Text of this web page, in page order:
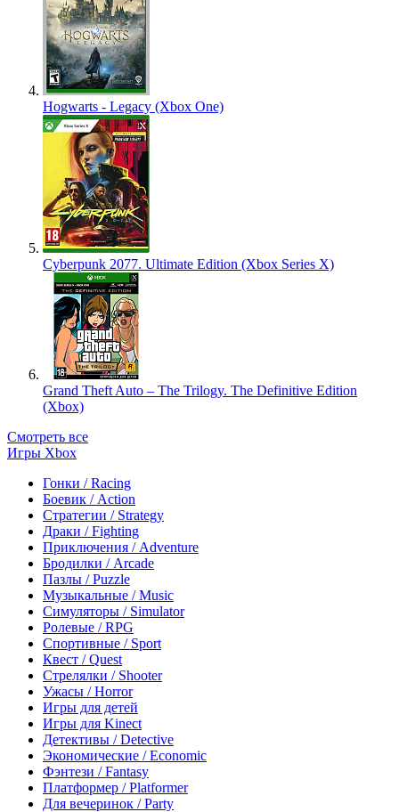
Hogwarts - Legacy (Xbox One)
Cyberpunk 2077. Ultimate Edition (Xbox Series X)
Grand Theft Auto – The Trilogy. The Definitive Edition
(Xbox)
Смотреть все
Игры Xbox
Гонки / Racing
Боевик / Action
Стратегии / Strategy
Драки / Fighting
Приключения / Adventure
Бродилки / Arcade
Пазлы / Puzzle
Музыкальные / Music
Симуляторы / Simulator
Ролевые / RPG
Спортивные / Sport
Квест / Quest
Стрелялки / Shooter
Ужасы / Horror
Игры для детей
Игры для Kinect
Детективы / Detective
Экономические / Economic
Фэнтези / Fantasy
Платформер / Platformer
Для вечеринок / Party